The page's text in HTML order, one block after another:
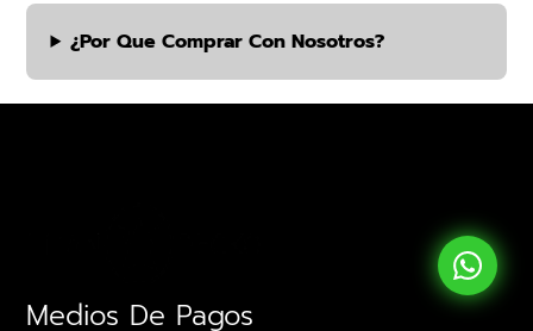
¿por Que Comprar Con Nosotros?
Medios De Pagos